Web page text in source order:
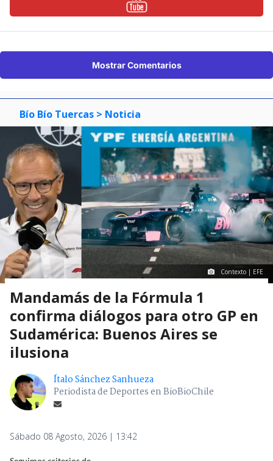
Mostrar Comentarios
Bío Bío Tuercas > Noticia
Contexto | EFE
Mandamás de la Fórmula 1
confirma diálogos para otro GP en
Sudamérica: Buenos Aires se
ilusiona
Ítalo Sánchez Sanhueza
Periodista de Deportes en BioBioChile
Sábado 08 Agosto, 2026 | 13:42